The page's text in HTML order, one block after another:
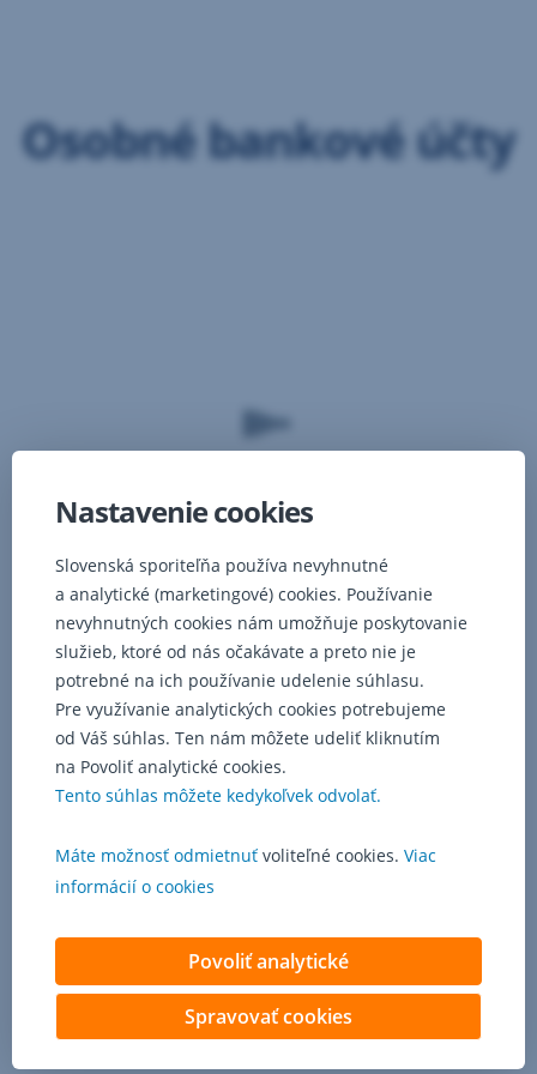
Osobné bankové účty
Nastavenie cookies
Slovenská sporiteľňa používa nevyhnutné
a analytické (marketingové) cookies. Používanie
nevyhnutných cookies nám umožňuje poskytovanie
služieb, ktoré od nás očakávate a preto nie je
potrebné na ich používanie udelenie súhlasu.
Pre využívanie analytických cookies potrebujeme
od Váš súhlas. Ten nám môžete udeliť kliknutím
na Povoliť analytické cookies.
Tento súhlas môžete kedykoľvek odvolať.
Máte možnosť odmietnuť voliteľné cookies. Viac
informácií o cookies
Povoliť analytické
Spravovať cookies